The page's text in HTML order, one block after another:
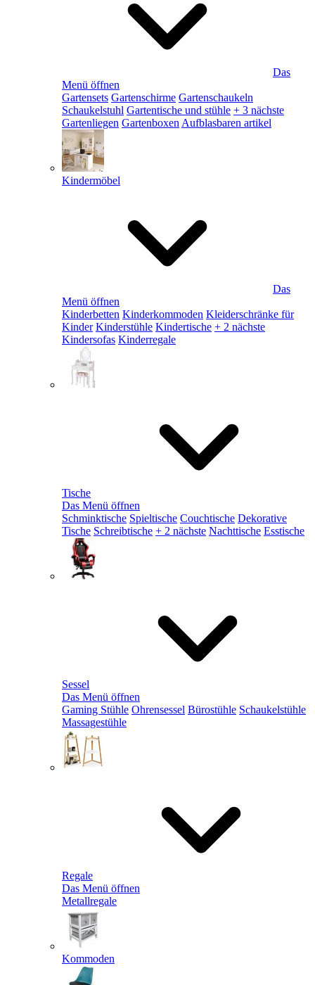
Das
Menü öffnen
Gartensets Gartenschirme Gartenschaukeln
Schaukelstuhl Gartentische und stühle + 3 nächste
Gartenliegen Gartenboxen Aufblasbaren artikel
Kindermöbel
Das
Menü öffnen
Kinderbetten Kinderkommoden Kleiderschränke für
Kinder Kinderstühle Kindertische + 2 nächste
Kindersofas Kinderregale
Tische
Das Menü öffnen
Schminktische Spieltische Couchtische Dekorative
Tische Schreibtische + 2 nächste Nachttische Esstische
Sessel
Das Menü öffnen
Gaming Stühle Ohrensessel Bürostühle Schaukelstühle
Massagestühle
Regale
Das Menü öffnen
Metallregale
Kommoden